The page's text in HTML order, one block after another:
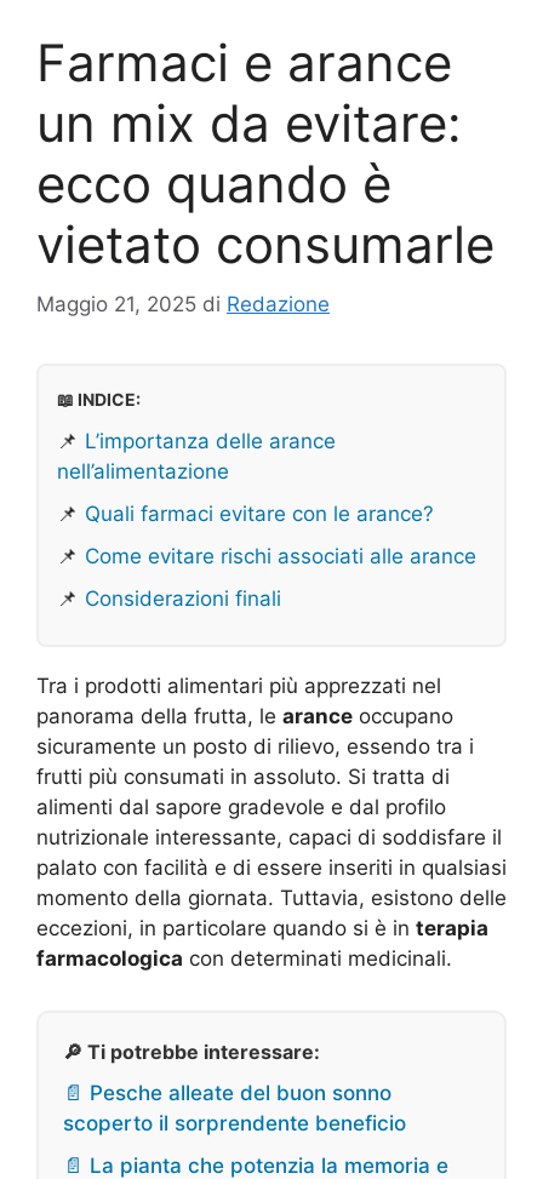
Farmaci e arance
un mix da evitare:
ecco quando è
vietato consumarle
Maggio 21, 2025 di Redazione
📖 INDICE:
📌 L’importanza delle arance
nell’alimentazione
📌 Quali farmaci evitare con le arance?
📌 Come evitare rischi associati alle arance
📌 Considerazioni finali
Tra i prodotti alimentari più apprezzati nel
panorama della frutta, le arance occupano
sicuramente un posto di rilievo, essendo tra i
frutti più consumati in assoluto. Si tratta di
alimenti dal sapore gradevole e dal profilo
nutrizionale interessante, capaci di soddisfare il
palato con facilità e di essere inseriti in qualsiasi
momento della giornata. Tuttavia, esistono delle
eccezioni, in particolare quando si è in terapia
farmacologica con determinati medicinali.
🔎 Ti potrebbe interessare:
📄 Pesche alleate del buon sonno
scoperto il sorprendente beneficio
📄 La pianta che potenzia la memoria e